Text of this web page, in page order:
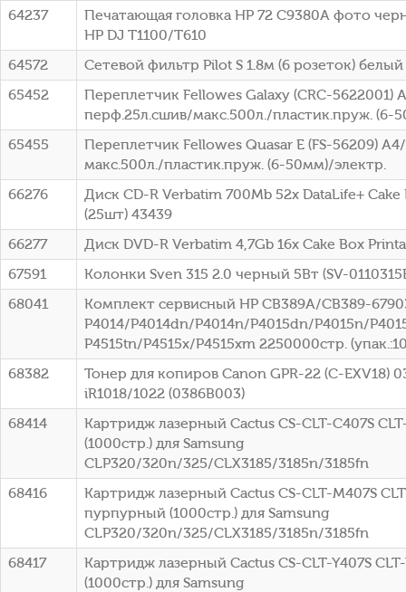
64237
Печатающая головка HP 72 C9380A фото
HP DJ T1100/T610
64572
Сетевой фильтр Pilot S 1.8м (6 розеток)
65452
Переплетчик Fellowes Galaxy (CRC-5622001)
перф.25л.сшив/макс.500л./пластик.пруж. (6-
65455
Переплетчик Fellowes Quasar E (FS-56209)
макс.500л./пластик.пруж. (6-50мм)/электр.
66276
Диск CD-R Verbatim 700Mb 52x DataLife+ Cake
(25шт) 43439
66277
Диск DVD-R Verbatim 4,7Gb 16x Cake Box
67591
Колонки Sven 315 2.0 черный 5Вт (SV-
68041
Комплект сервисный HP CB389A/CB389-
P4014/P4014dn/P4014n/P4015dn/P4015n/
P4515tn/P4515x/P4515xm 2250000стр.
68382
Тонер для копиров Canon GPR-22 (C-EXV18)
iR1018/1022 (0386B003)
68414
Картридж лазерный Cactus CS-CLT-C407S
(1000стр.) для Samsung
CLP320/320n/325/CLX3185/3185n/3185fn
68416
Картридж лазерный Cactus CS-CLT-M407S
пурпурный (1000стр.) для Samsung
CLP320/320n/325/CLX3185/3185n/3185fn
68417
Картридж лазерный Cactus CS-CLT-Y407S
(1000стр.) для Samsung